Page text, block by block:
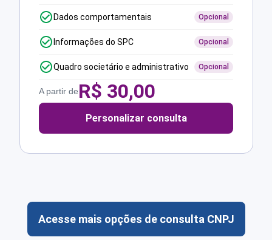
Dados comportamentais Opcional
Informações do SPC Opcional
Quadro societário e administrativo Opcional
A partir deR$ 30,00
Personalizar consulta
Acesse mais opções de consulta CNPJ